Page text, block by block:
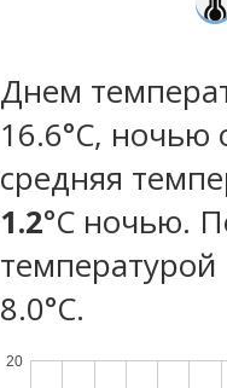
Днем
16.6°C, ночью
средняя
1.2°C ночью.
температурой
8.0°С.
20